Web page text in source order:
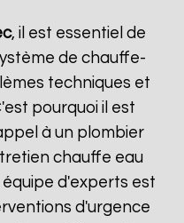
, il est essentiel de
de chauffe-
techniques et
pourquoi il est
à un plombier
chauffe eau
équipe d'experts est
d'urgence